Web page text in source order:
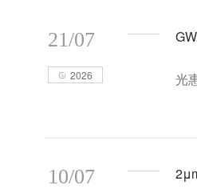
21/07
2026 光
10/07